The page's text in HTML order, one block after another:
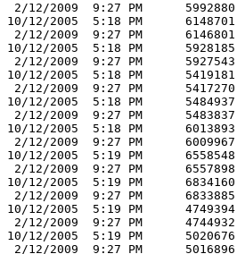
2/12/2009  9:27 PM      5992880
10/12/2005  5:18 PM      6148701
2/12/2009  9:27 PM      6146801
10/12/2005  5:18 PM      5928185
2/12/2009  9:27 PM      5927543
10/12/2005  5:18 PM      5419181
2/12/2009  9:27 PM      5417270
10/12/2005  5:18 PM      5484937
2/12/2009  9:27 PM      5483837
10/12/2005  5:18 PM      6013893
2/12/2009  9:27 PM      6009967
10/12/2005  5:19 PM      6558548
2/12/2009  9:27 PM      6557898
10/12/2005  5:19 PM      6834160
2/12/2009  9:27 PM      6833885
10/12/2005  5:19 PM      4749394
2/12/2009  9:27 PM      4744932
10/12/2005  5:19 PM      5020676
2/12/2009  9:27 PM      5016896